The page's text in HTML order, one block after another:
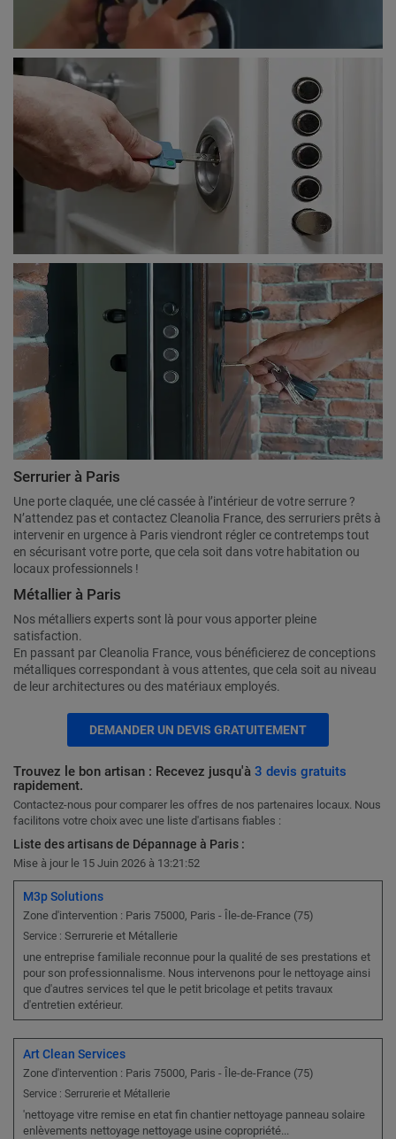
Serrurier à Paris
Une porte claquée, une clé cassée à l’intérieur de votre serrure ?
N’attendez pas et contactez Cleanolia France, des serruriers prêts à
intervenir en urgence à Paris viendront régler ce contretemps tout
en sécurisant votre porte, que cela soit dans votre habitation ou
locaux professionnels !
Métallier à Paris
Nos métalliers experts sont là pour vous apporter pleine
satisfaction.
En passant par Cleanolia France, vous bénéficierez de conceptions
métalliques correspondant à vous attentes, que cela soit au niveau
de leur architectures ou des matériaux employés.
DEMANDER UN DEVIS GRATUITEMENT
Trouvez le bon artisan : Recevez jusqu'à 3 devis gratuits
rapidement.
Contactez-nous pour comparer les offres de nos partenaires locaux. Nous
facilitons votre choix avec une liste d'artisans fiables :
Liste des artisans de Dépannage à Paris :
Mise à jour le 15 Juin 2026 à 13:21:52
M3p Solutions
Zone d'intervention : Paris 75000, Paris - Île-de-France (75)
Service : Serrurerie et Métallerie
une entreprise familiale reconnue pour la qualité de ses prestations et
pour son professionnalisme. Nous intervenons pour le nettoyage ainsi
que d'autres services tel que le petit bricolage et petits travaux
d'entretien extérieur.
Art Clean Services
Zone d'intervention : Paris 75000, Paris - Île-de-France (75)
Service : Serrurerie et Métallerie
'nettoyage vitre remise en etat fin chantier nettoyage panneau solaire
enlèvements nettoyage nettoyage usine copropriété...